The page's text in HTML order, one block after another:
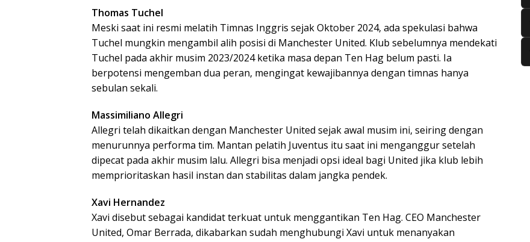
Thomas Tuchel
Meski saat ini resmi melatih Timnas Inggris sejak Oktober 2024, ada spekulasi bahwa
Tuchel mungkin mengambil alih posisi di Manchester United. Klub sebelumnya mendekati
Tuchel pada akhir musim 2023/2024 ketika masa depan Ten Hag belum pasti. Ia
berpotensi mengemban dua peran, mengingat kewajibannya dengan timnas hanya
sebulan sekali.
Massimiliano Allegri
Allegri telah dikaitkan dengan Manchester United sejak awal musim ini, seiring dengan
menurunnya performa tim. Mantan pelatih Juventus itu saat ini menganggur setelah
dipecat pada akhir musim lalu. Allegri bisa menjadi opsi ideal bagi United jika klub lebih
memprioritaskan hasil instan dan stabilitas dalam jangka pendek.
Xavi Hernandez
Xavi disebut sebagai kandidat terkuat untuk menggantikan Ten Hag. CEO Manchester
United, Omar Berrada, dikabarkan sudah menghubungi Xavi untuk menanyakan